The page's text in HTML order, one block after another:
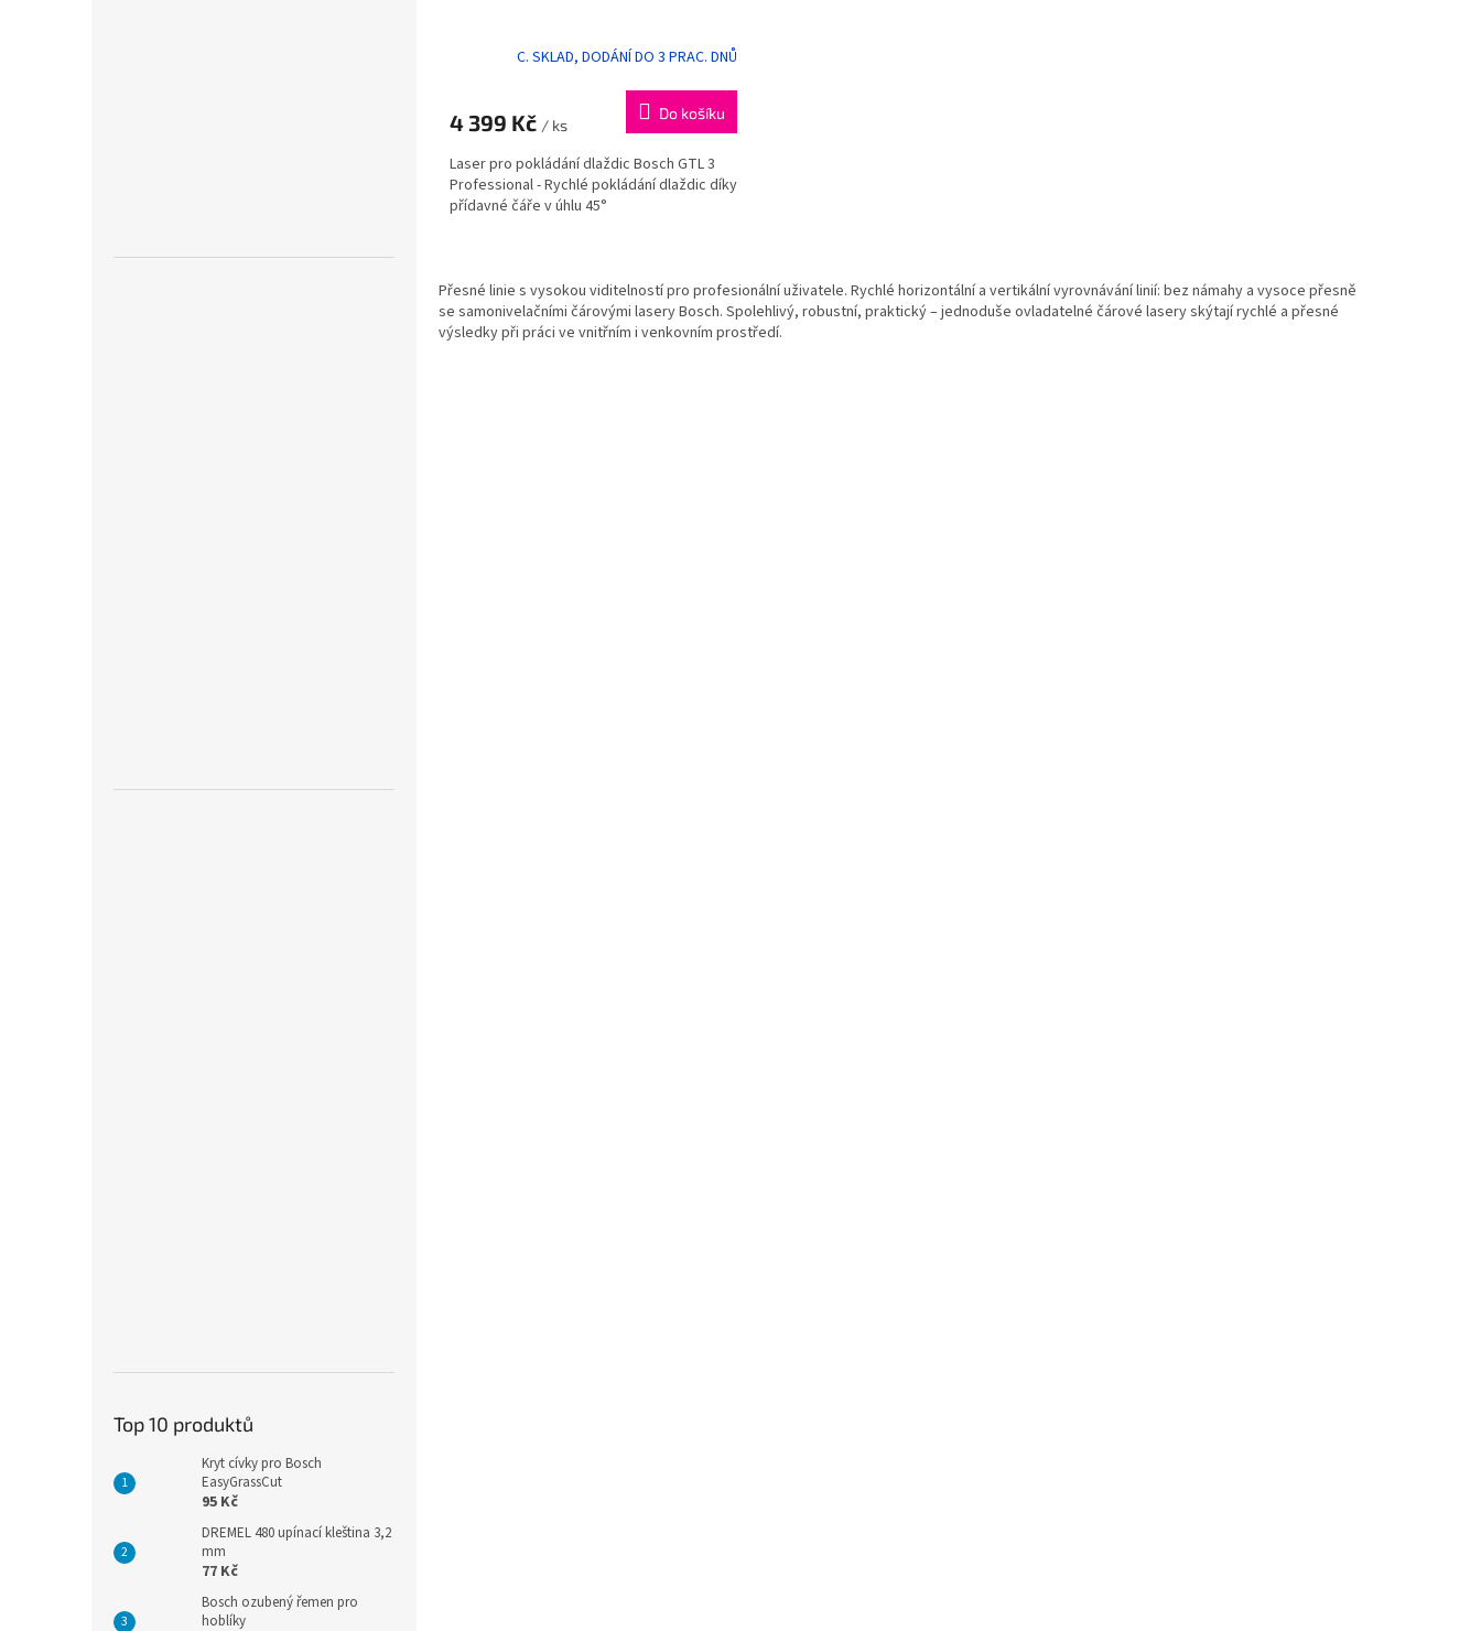
Top 10 produktů
Kryt cívky pro Bosch
EasyGrassCut
95 Kč
DREMEL 480 upínací kleština 3,2
mm
77 Kč
Bosch ozubený řemen pro
hoblíky
C. SKLAD, DODÁNÍ DO 3 PRAC. DNŮ
4 399 Kč / ks
Do košíku
Laser pro pokládání dlaždic Bosch GTL 3
Professional - Rychlé pokládání dlaždic díky
přídavné čáře v úhlu 45°
l
á
Přesné linie s vysokou viditelností pro profesionální uživatele. Rychlé horizontální a vertikální vyrovnávání linií: bez námahy a vysoce přesně
se samonivelačními čárovými lasery Bosch. Spolehlivý, robustní, praktický – jednoduše ovladatelné čárové lasery skýtají rychlé a přesné
výsledky při práci ve vnitřním i venkovním prostředí.